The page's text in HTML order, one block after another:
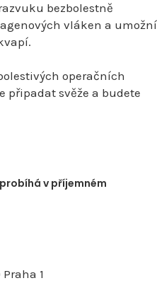
bezbolestně
vláken a umožní
operačních
připadat svěže a budete
v příjemném
Praha 1